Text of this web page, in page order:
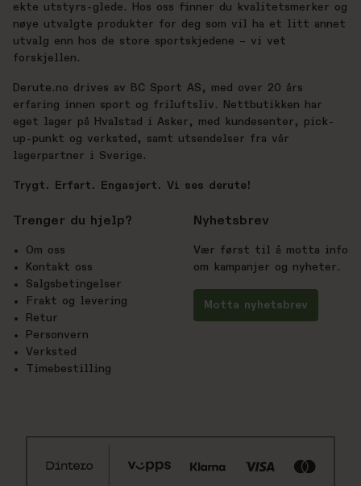
ekte utstyrs-glede. Hos oss finner du kvalitetsmerker og
nøye utvalgte produkter for deg som vil ha et litt annet
utvalg enn hos de store sportskjedene – vi vet
forskjellen.
Derute.no drives av BC Sport AS, med over 20 års
erfaring innen sport og friluftsliv. Nettbutikken har
eget lager på Hvalstad i Asker, med kundesenter, pick-
up-punkt og verksted, samt utsendelser fra vår
lagerpartner i Sverige.
Trygt. Erfart. Engasjert. Vi ses derute!
Trenger du hjelp?
Om oss
Kontakt oss
Salgsbetingelser
Frakt og levering
Retur
Personvern
Verksted
Timebestilling
Nyhetsbrev
Vær først til å motta info
om kampanjer og nyheter.
Motta nyhetsbrev